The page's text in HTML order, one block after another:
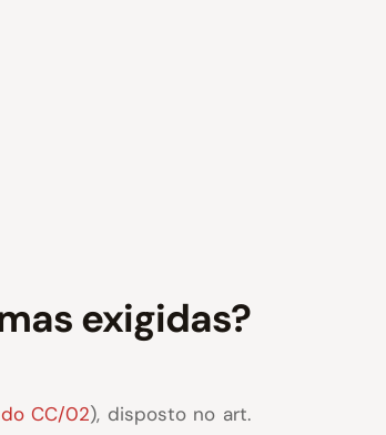
exigidas?
CC/02), disposto no art.